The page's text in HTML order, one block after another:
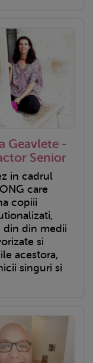
Geavlete -
Senior
in cadrul
care
copiii
din din medii
si
acestora,
singuri si